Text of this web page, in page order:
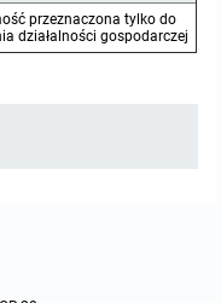
przeznaczona tylko do
działalności gospodarczej